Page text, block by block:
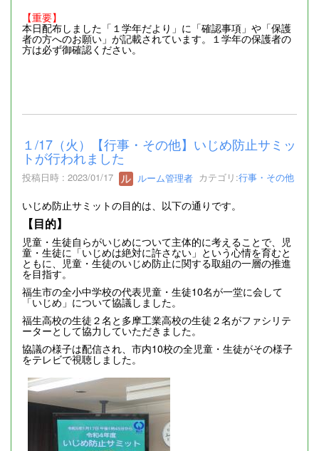
【重要】
本日配布しました「１学年だより」に「確認事項」や「保護
者の方へのお願い」が記載されています。１学年の保護者の
方は必ず御確認ください。
１/17（火）【行事・その他】いじめ防止サミッ
トが行われました
投稿日時 : 2023/01/17 ルーム管理者 カテゴリ:行事・その他
いじめ防止サミットの目的は、以下の通りです。
【目的】
児童・生徒自らがいじめについて主体的に考えることで、児
童・生徒に「いじめは絶対に許さない」という心情を育むと
ともに、児童・生徒のいじめ防止に関する取組の一層の推進
を目指す。
福生市の全小中学校の代表児童・生徒10名が一堂に会して
「いじめ」について協議しました。
福生高校の生徒２名と多摩工業高校の生徒２名がファシリテ
ーターとして協力していただきました。
協議の様子は配信され、市内10校の全児童・生徒がその様子
をテレビで視聴しました。